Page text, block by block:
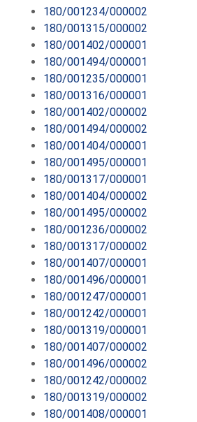
180/001234/000002
180/001315/000002
180/001402/000001
180/001494/000001
180/001235/000001
180/001316/000001
180/001402/000002
180/001494/000002
180/001404/000001
180/001495/000001
180/001317/000001
180/001404/000002
180/001495/000002
180/001236/000002
180/001317/000002
180/001407/000001
180/001496/000001
180/001247/000001
180/001242/000001
180/001319/000001
180/001407/000002
180/001496/000002
180/001242/000002
180/001319/000002
180/001408/000001